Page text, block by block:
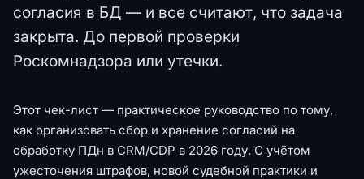
согласия в БД — и все считают, что задача
закрыта. До первой проверки
Роскомнадзора или утечки.
Этот чек-лист — практическое руководство по тому,
как организовать сбор и хранение согласий на
обработку ПДн в CRM/CDP в 2026 году. С учётом
ужесточения штрафов, новой судебной практики и